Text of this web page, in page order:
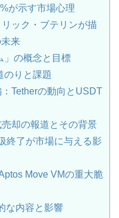
が示す市場心理
ック・ブテリンが描
来
」の概念と目標
のりと課題
Tetherの動向とUSDT
却の報道とその背景
終了が市場に与える影
Move VMの重大脆
な内容と影響